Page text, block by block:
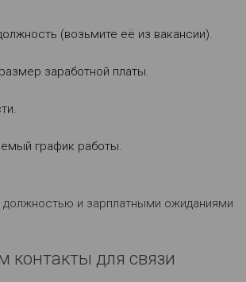
(возьмите её из вакансии).
заработной платы.
график работы.
должностью и зарплатными ожиданиями
контакты для связи